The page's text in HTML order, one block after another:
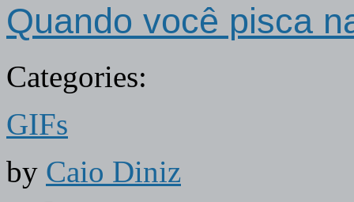
Quando você pisca
Categories:
GIFs
by Caio Diniz